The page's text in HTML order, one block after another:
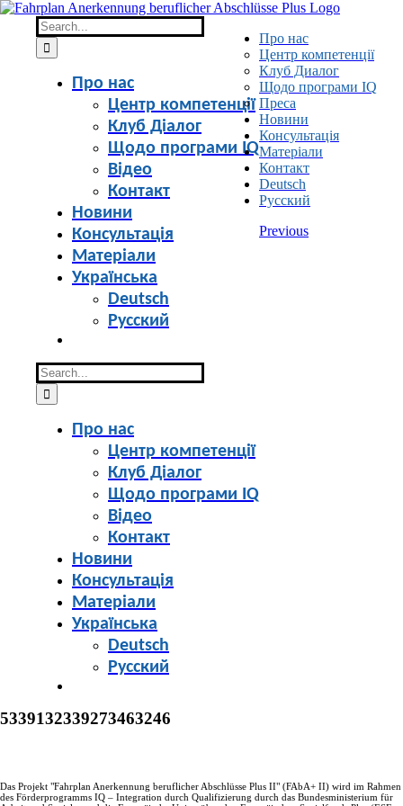
Skip
content
Search
for:
Про нас
Центр компетенції
Клуб Діалог
Щодо програми IQ
Відео
Контакт
Новини
Консультація
Матеріали
Українська
Deutsch
Русский
Search
for:
Про нас
Центр компетенції
Клуб Діалог
Щодо програми IQ
Відео
Контакт
Новини
Консультація
Матеріали
Українська
Deutsch
Русский
Про нас
Центр компетенції
Клуб Диалог
Щодо програми IQ
Преса
Новини
Консультація
Матеріали
Контакт
Deutsch
Русский
Previous
5339132339273463246
Facebook
X
Bluesky
Reddit
LinkedIn
WhatsApp
Telegram
Tumblr
Xing
Email
Copy
Das Projekt "Fahrplan Anerkennung beruflicher Abschlüsse Plus II" (FAbA+ II) wird im Rahmen
des Förderprogramms IQ – Integration durch Qualifizierung durch das Bundesministerium für